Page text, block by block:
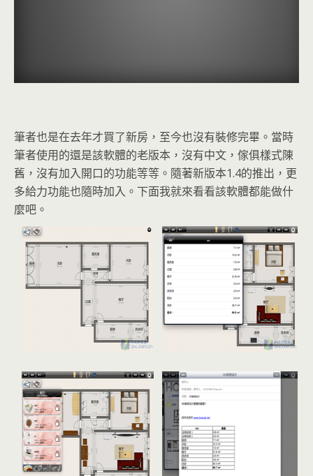
筆者也是在去年才買了新房，至今也沒有裝修完畢。當時
筆者使用的還是該軟體的老版本，沒有中文，傢俱樣式陳
舊，沒有加入開口的功能等等。隨著新版本1.4的推出，更
多給力功能也隨時加入。下面我就來看看該軟體都能做什
麼吧。